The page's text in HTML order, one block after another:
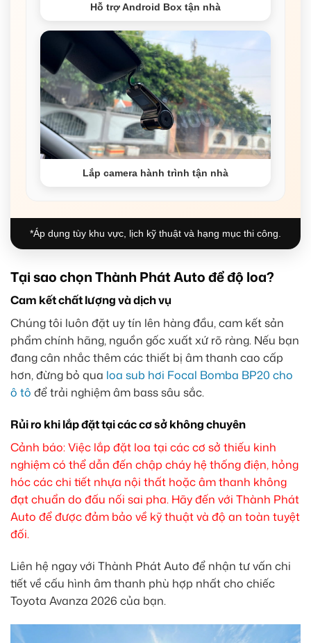
Hỗ trợ Android Box tận nhà
Lắp camera hành trình tận nhà
*Áp dụng tùy khu vực, lịch kỹ thuật và hạng mục thi công.
Tại sao chọn Thành Phát Auto để độ loa?
Cam kết chất lượng và dịch vụ
Chúng tôi luôn đặt uy tín lên hàng đầu, cam kết sản
phẩm chính hãng, nguồn gốc xuất xứ rõ ràng. Nếu bạn
đang cân nhắc thêm các thiết bị âm thanh cao cấp
hơn, đừng bỏ qua loa sub hơi Focal Bomba BP20 cho
ô tô để trải nghiệm âm bass sâu sắc.
Rủi ro khi lắp đặt tại các cơ sở không chuyên
Cảnh báo: Việc lắp đặt loa tại các cơ sở thiếu kinh
nghiệm có thể dẫn đến chập cháy hệ thống điện, hỏng
hóc các chi tiết nhựa nội thất hoặc âm thanh không
đạt chuẩn do đấu nối sai pha. Hãy đến với Thành Phát
Auto để được đảm bảo về kỹ thuật và độ an toàn tuyệt
đối.
Liên hệ ngay với Thành Phát Auto để nhận tư vấn chi
tiết về cấu hình âm thanh phù hợp nhất cho chiếc
Toyota Avanza 2026 của bạn.